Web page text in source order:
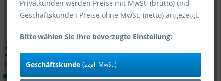
313,87 € *
inkl. MwSt.zzgl. Versandkosten
Lieferzeit 1-4 Tage (Bestand: 1)
Privatkunden werden Preise mit MwSt. (brutto) und
Geschäftskunden Preise ohne MwSt. (netto) angezeigt.
Bitte wählen Sie Ihre bevorzugte Einstellung:
Geschäftskunde (zzgl. MwSt.)